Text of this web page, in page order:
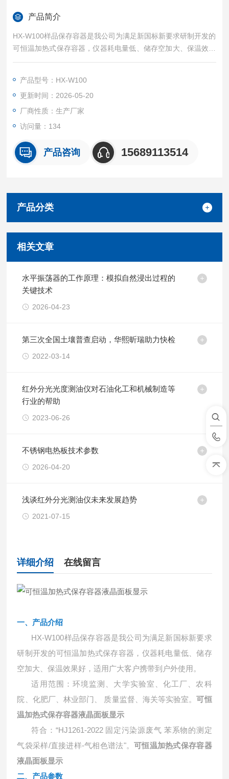
产品简介
HX-W100样品保存容器是我公司为满足新国标新要求研制开发的
可恒温加热式保存容器，仪器耗电量低、储存空加大、保温效果
好，适用广大客户携带到户外使用。
林业部门、 质量监督、海关等实验室。
符合：“HJ1261-2022 固定污染源废气 苯系物的测定 气袋采样/
直接进样-气相色谱法"可恒温加热式保存容器液晶面板显示
产品型号：HX-W100
更新时间：2026-05-20
厂商性质：生产厂家
访问量：134
产品咨询 15689113514
产品分类
相关文章
水平振荡器的工作原理：模拟自然浸出过程的
关键技术
2026-04-23
第三次全国土壤普查启动，华熙昕瑞助力快检
2022-03-14
红外分光光度测油仪对石油化工和机械制造等
行业的帮助
2023-06-26
不锈钢电热板技术参数
2026-04-20
浅谈红外分光测油仪未来发展趋势
2021-07-15
详细介绍 在线留言
一、产品介绍
HX-W100样品保存容器是我公司为满足新国标新要求
研制开发的可恒温加热式保存容器，仪器耗电量低、储存
空加大、保温效果好，适用广大客户携带到户外使用。
适用范围：环境监测、大学实验室、化工厂、农科
院、化肥厂、林业部门、
质量监督、海关等实验室。可恒
温加热式保存容器液晶面板显示
符合： “HJ1261-2022 固定污染源废气 苯系物的测定
气袋采样/直接进样-气相色谱法"。可恒温加热式保存容器
液晶面板显示
二、产品参数